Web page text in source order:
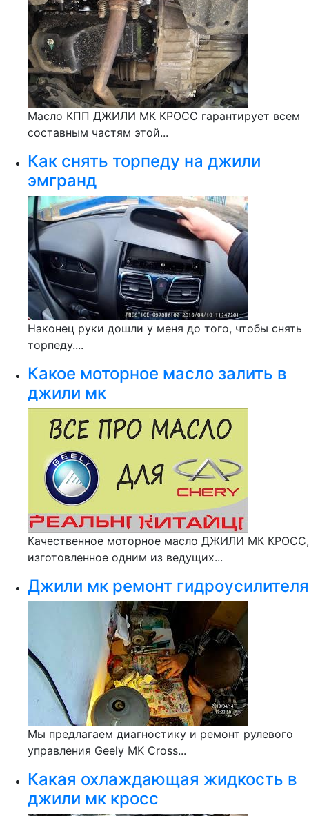
Масло КПП ДЖИЛИ МК КРОСС гарантирует всем
составным частям этой...
Как снять торпеду на джили
эмгранд
Наконец руки дошли у меня до того, чтобы снять
торпеду....
Какое моторное масло залить в
джили мк
Качественное моторное масло ДЖИЛИ МК КРОСС,
изготовленное одним из ведущих...
Джили мк ремонт гидроусилителя
Мы предлагаем диагностику и ремонт рулевого
управления Geely MK Cross...
Какая охлаждающая жидкость в
джили мк кросс